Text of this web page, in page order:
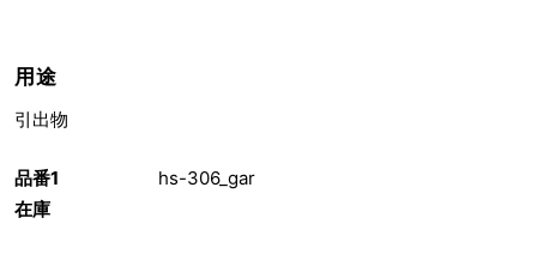
品番1
hs-306_gar
在庫
用途
引出物